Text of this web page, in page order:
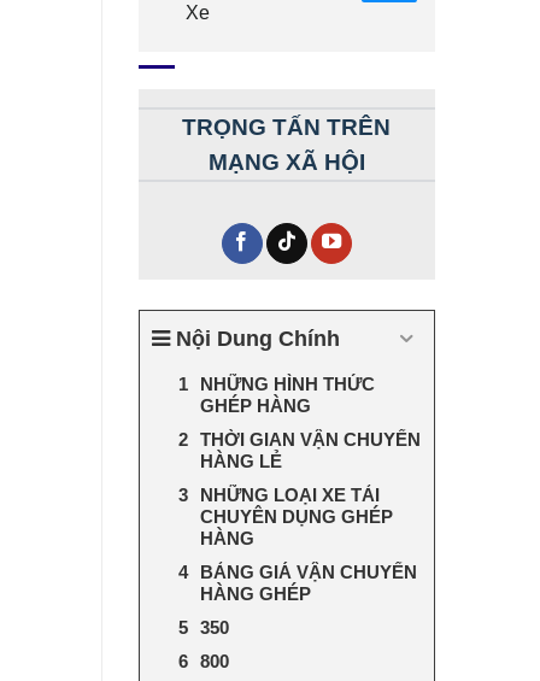
Xe
TRỌNG TẤN TRÊN
MẠNG XÃ HỘI
Nội Dung Chính
NHỮNG HÌNH THỨC
GHÉP HÀNG
THỜI GIAN VẬN CHUYỂN
HÀNG LẺ
NHỮNG LOẠI XE TẢI
CHUYÊN DỤNG GHÉP
HÀNG
BẢNG GIÁ VẬN CHUYỂN
HÀNG GHÉP
350
800